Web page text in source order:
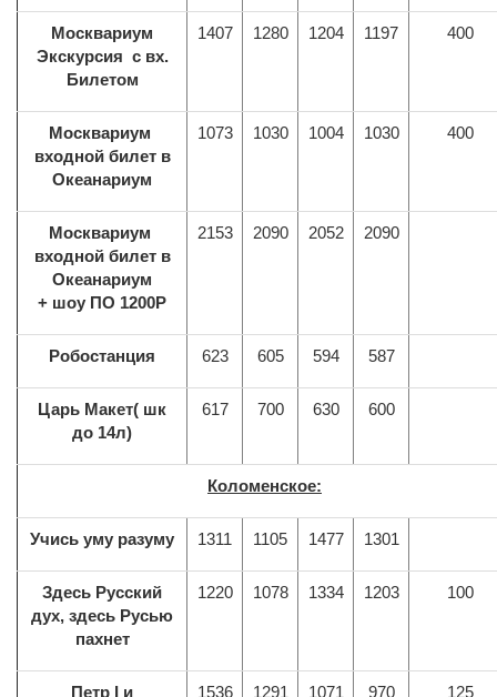
Москвариум
Экскурсия с вх.
Билетом
1407 1280 1204 1197 400
Москвариум
входной билет в
Океанариум
1073 1030 1004 1030 400
Москвариум
входной билет в
Океанариум
+ шоу ПО 1200Р
2153 2090 2052 2090
Робостанция 623 605 594 587
Царь Макет( шк
до 14л)
617 700 630 600
Коломенское:
Учись уму разуму 1311 1105 1477 1301
Здесь Русский
дух, здесь Русью
пахнет
1220 1078 1334 1203 100
Петр I и 1536 1291 1071 970 125